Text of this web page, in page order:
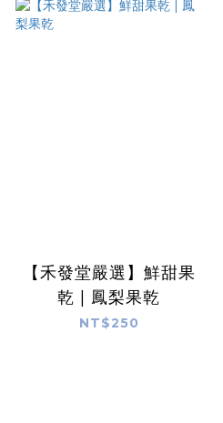
【禾發堂嚴選】鮮甜果
乾 | 鳳梨果乾
NT$250